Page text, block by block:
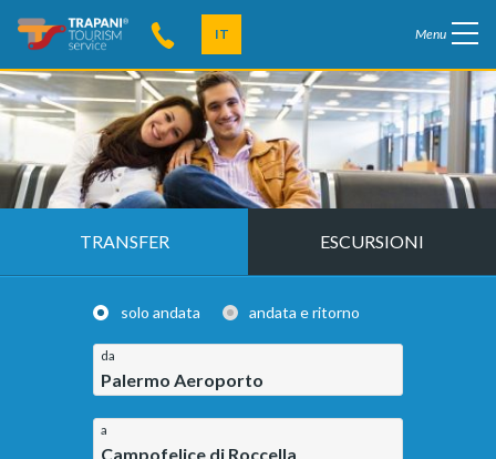
IT Menu
TRANSFER ESCURSIONI
solo andata andata e ritorno
da
Palermo Aeroporto
a
Campofelice di Roccella